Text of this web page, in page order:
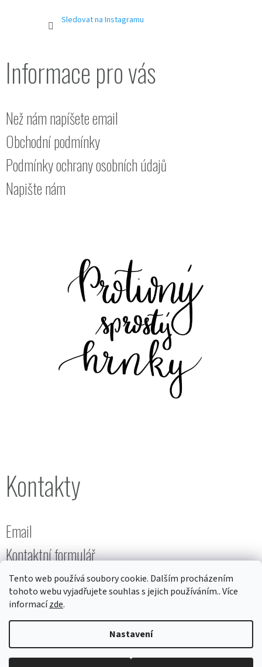
Tento web používá soubory cookie. Dalším procházením
tohoto webu vyjadřujete souhlas s jejich používáním.. Více
informacízde.
Nastavení
Sledovat na Instagramu
Informace pro vás
Než nám napíšete email
Obchodní podmínky
Podmínky ochrany osobních údajů
Napište nám
Kontakty
Email
Kontaktní formulář
VytvořilŠMnaShoptetu